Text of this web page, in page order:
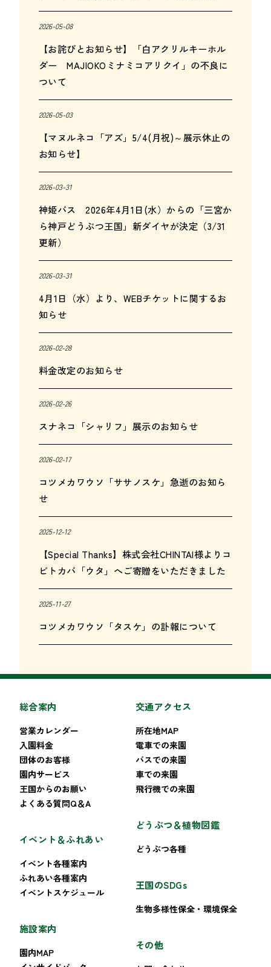
2026-05-08
【お詫びとお知らせ】「白アクリルキーホル
ダー MAJIOKOミナミコアリクイ」の不良に
ついて
2026-05-03
【マヌルネコ「アズ」5/4(月祝)～展示休止の
お知らせ】
2026-03-31
神姫バス 2026年4月1日(水）からの「三宮か
ら神戸どうぶつ王国」新ダイヤが決定（3/31
更新）
2026-03-31
4月1日（水）より、WEBチケットに関するお
知らせ
2026-02-28
料金改定のお知らせ
2026-02-26
スナネコ「シャリフ」展示のお知らせ
2026-02-17
コツメカワウソ「ササノスケ」急逝のお知ら
せ
2025-12-12
【Special Thanks】株式会社CHINTAI様よりコ
ビトカバ「ウタ」へご寄贈をいただきました
2025-11-27
コツメカワウソ「タスケ」の訃報について
総合案内
営業カレンダー
入園料金
団体のお客様
園内サービス
王国からのお願い
よくある質問Q＆A
イベント＆ふれあい
イベント各種案内
ふれあい各種案内
イベントスケジュール
施設案内
園内MAP
交通アクセス
所在地MAP
電車での来園
バスでの来園
車での来園
飛行機での来園
どうぶつ＆植物図鑑
どうぶつ各種
王国のSDGs
生物多様性保全・環境保全
その他